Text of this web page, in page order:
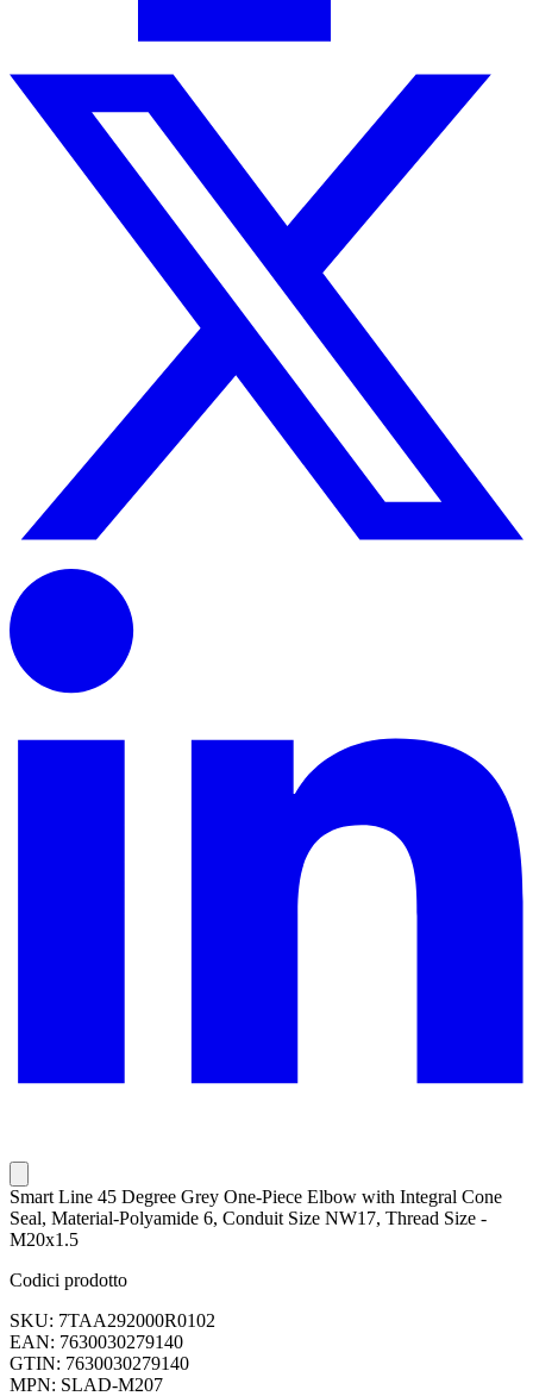
Smart Line 45 Degree Grey One-Piece Elbow with Integral Cone
Seal, Material-Polyamide 6, Conduit Size NW17, Thread Size -
M20x1.5
Codici prodotto
SKU: 7TAA292000R0102
EAN: 7630030279140
GTIN: 7630030279140
MPN: SLAD-M207